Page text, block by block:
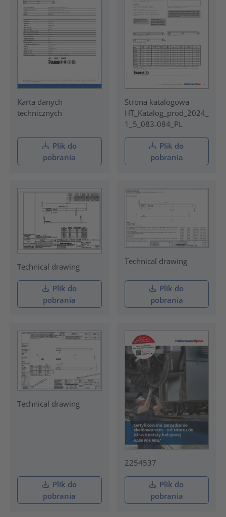
Karta danych
technicznych
Plik do
pobrania
Strona katalogowa
HT_Katalog_prod_2024_
1_5_083-084_PL
Plik do
pobrania
Technical drawing
Plik do
pobrania
Technical drawing
Plik do
pobrania
Technical drawing
Plik do
pobrania
2254537
Plik do
pobrania